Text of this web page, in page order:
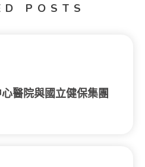
POSTS
醫院與國立健保集團